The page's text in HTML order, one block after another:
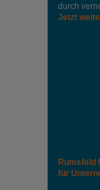
durch
Jetzt
Rumsfeld
für